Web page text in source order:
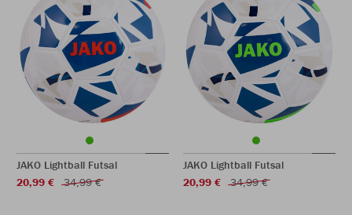
JAKO Lightball Futsal
20,99 €
34,99 €
JAKO Lightball Futsal
20,99 €
34,99 €